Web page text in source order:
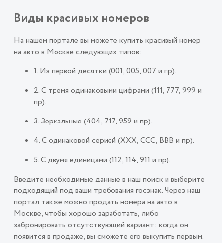
Виды красивых номеров
На нашем портале вы можете купить красивый номер
на авто в Москве следующих типов:
1. Из первой десятки (001, 005, 007 и пр).
2. С тремя одинаковыми цифрами (111, 777, 999 и
пр).
3. Зеркальные (404, 717, 959 и пр).
4. С одинаковой серией (ХХХ, ССС, ВВВ и пр).
5. С двумя единицами (112, 114, 911 и пр).
Введите необходимые данные в наш поиск и выберите
подходящий под ваши требования госзнак. Через наш
портал также можно продать номера на авто в
Москве, чтобы хорошо заработать, либо
забронировать отсутствующий вариант: когда он
появится в продаже, вы сможете его выкупить первым.